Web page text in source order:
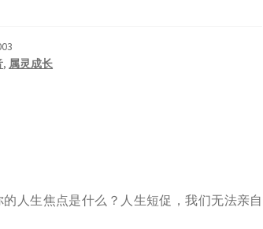
, 属灵成长
人生焦点是什么？人生短促，我们无法亲自